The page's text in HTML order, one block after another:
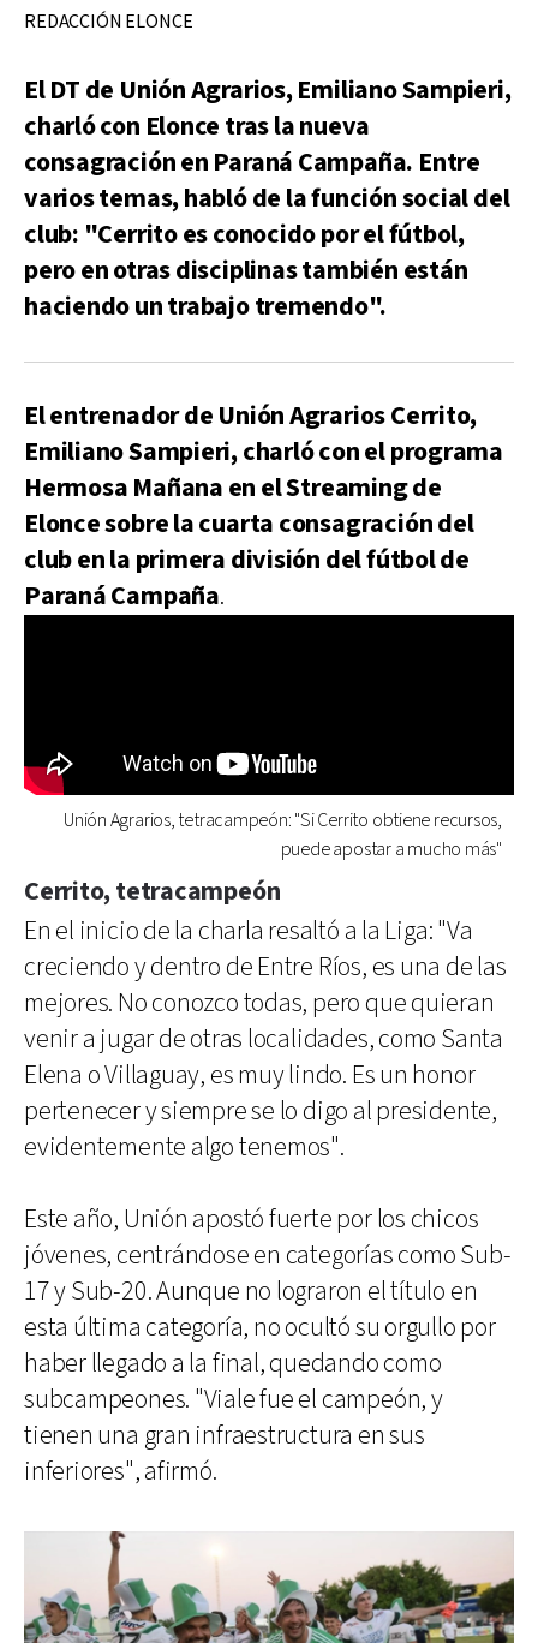
REDACCIÓN ELONCE
El DT de Unión Agrarios, Emiliano Sampieri,
charló con Elonce tras la nueva
consagración en Paraná Campaña. Entre
varios temas, habló de la función social del
club: "Cerrito es conocido por el fútbol,
pero en otras disciplinas también están
haciendo un trabajo tremendo".
El entrenador de Unión Agrarios Cerrito,
Emiliano Sampieri, charló con el programa
Hermosa Mañana en el Streaming de
Elonce sobre la cuarta consagración del
club en la primera división del fútbol de
Paraná Campaña.
Unión Agrarios, tetracampeón: "Si Cerrito obtiene recursos,
puede apostar a mucho más"
Cerrito, tetracampeón
En el inicio de la charla resaltó a la Liga: "Va
creciendo y dentro de Entre Ríos, es una de las
mejores. No conozco todas, pero que quieran
venir a jugar de otras localidades, como Santa
Elena o Villaguay, es muy lindo. Es un honor
pertenecer y siempre se lo digo al presidente,
evidentemente algo tenemos".
Este año, Unión apostó fuerte por los chicos
jóvenes, centrándose en categorías como Sub-
17 y Sub-20. Aunque no lograron el título en
esta última categoría, no ocultó su orgullo por
haber llegado a la final, quedando como
subcampeones. "Viale fue el campeón, y
tienen una gran infraestructura en sus
inferiores", afirmó.